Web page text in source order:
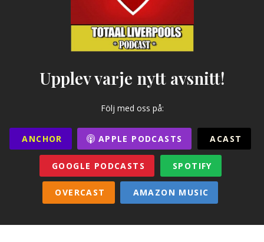
Upplev varje nytt avsnitt!
Följ med oss på:
ANCHOR APPLE PODCASTS ACAST
GOOGLE PODCASTS SPOTIFY
OVERCAST AMAZON MUSIC